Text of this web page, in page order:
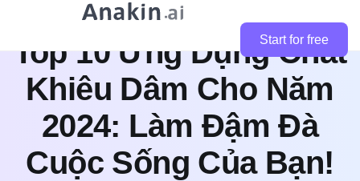
Start for free
Top 10 Ứng Dụng Chat
Khiêu Dâm Cho Năm
2024: Làm Đậm Đà
Cuộc Sống Của Bạn!